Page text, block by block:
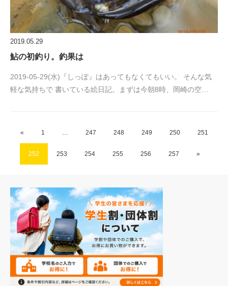
2019.05.29
鮎の初釣り。釣果は
2019-05-29(水)『しっぽ』はあってもなくてもいい。 そんな気
軽な気持ちで 書いている絵日記。まずは今朝8時、岡崎の空…
« 1 247 248 249 250 251
252 253 254 255 256 257 »